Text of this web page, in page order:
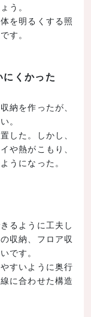
う。
を明るくする照
す。
くかった
納を作ったが、
。
した。しかし、
や熱がこもり、
うになった。
るように工夫し
収納、フロア収
です。
すいように奥行
に合わせた構造